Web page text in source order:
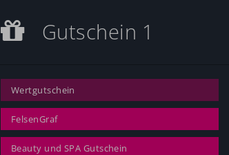
Gutschein 1
Wertgutschein
Gutschein 1
Wertgutschein
FelsenGraf
Beauty und SPA Gutschein